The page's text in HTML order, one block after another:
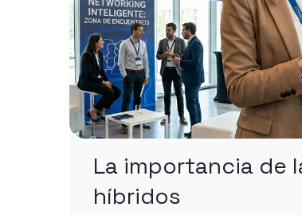
La importancia de
híbridos